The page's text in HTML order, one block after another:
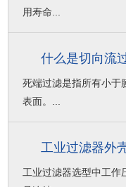
用寿命...
什么是切向流
死端过滤是指所有小于
表面。...
工业过滤器外
工业过滤器选型中工作